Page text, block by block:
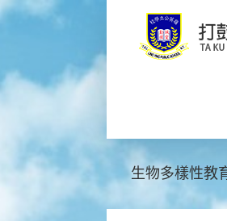
Skip
生物多樣性教